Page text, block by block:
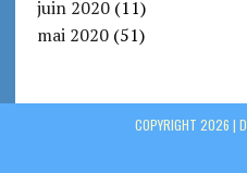
juin 2020(11)
mai 2020(51)
COPYRIGHT 2026 |